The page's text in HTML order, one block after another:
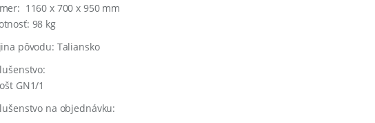
1160 x 700 x 950 mm
98 kg
pôvodu: Taliansko
GN1/1
na objednávku: